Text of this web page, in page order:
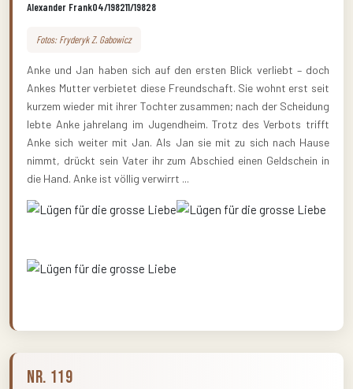
Alexander Frank04/198211/19828
Fotos: Fryderyk Z. Gabowicz
Anke und Jan haben sich auf den ersten Blick verliebt – doch
Ankes Mutter verbietet diese Freundschaft. Sie wohnt erst seit
kurzem wieder mit ihrer Tochter zusammen; nach der Scheidung
lebte Anke jahrelang im Jugendheim. Trotz des Verbots trifft
Anke sich weiter mit Jan. Als Jan sie mit zu sich nach Hause
nimmt, drückt sein Vater ihr zum Abschied einen Geldschein in
die Hand. Anke ist völlig verwirrt ...
Nr. 119